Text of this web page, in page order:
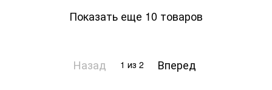
Показать еще 10 товаров
Назад 1 из 2 Вперед